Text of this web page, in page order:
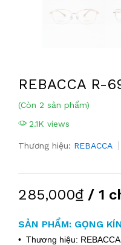
REBACCA R-
(Còn 2 sản phẩm)
2.1K views
Thương hiệu: REBACCA
285,000₫ / 1
SẢN PHẨM: GỌNG
• Thương hiệu: REBACCA